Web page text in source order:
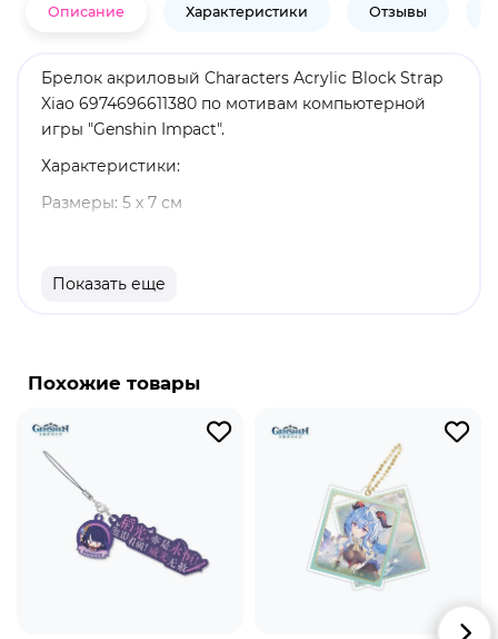
Описание Характеристики Отзывы
Брелок акриловый Characters Acrylic Block Strap
Xiao 6974696611380 по мотивам компьютерной
игры "Genshin Impact".
Характеристики:
Размеры: 5 х 7 см
Оригинальный и официально лицензированный
Сяо - играбельный Анемо персонаж в "Genshin
сильнейших защитников якса, оставшийся в
живых. В настоящее время он проживает на
постоялом дворе "Ваншу", продолжая исполнять
контракт и изолируя себя от общения со
смертными.
Показать еще
Похожие товары